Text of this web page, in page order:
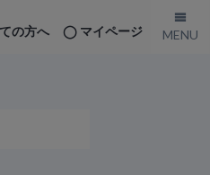
マイページ
の方へ